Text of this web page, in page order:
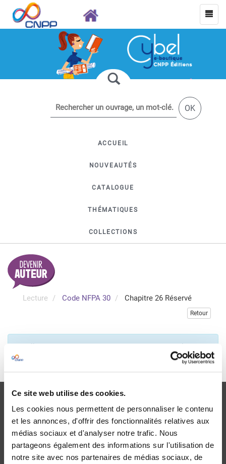
Ce site web utilise des cookies.
Les cookies nous permettent de personnaliser le contenu
et les annonces, d'offrir des fonctionnalités relatives aux
médias sociaux et d'analyser notre trafic. Nous
partageons également des informations sur l'utilisation de
notre site avec nos partenaires de médias sociaux, de
OK
ACCUEIL
NOUVEAUTÉS
CATALOGUE
THÉMATIQUES
COLLECTIONS
Lecture Code NFPA 30 Chapitre 26 Réservé
Retour
Veuillez vous connecter pour accéder à cette publication
Livraison
dans le monde entier